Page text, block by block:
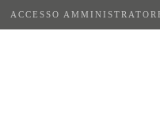
ACCESSO